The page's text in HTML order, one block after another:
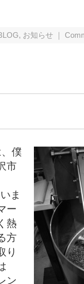
, お知らせ ｜
僕
市
ま
ー
熱
方
り
ン